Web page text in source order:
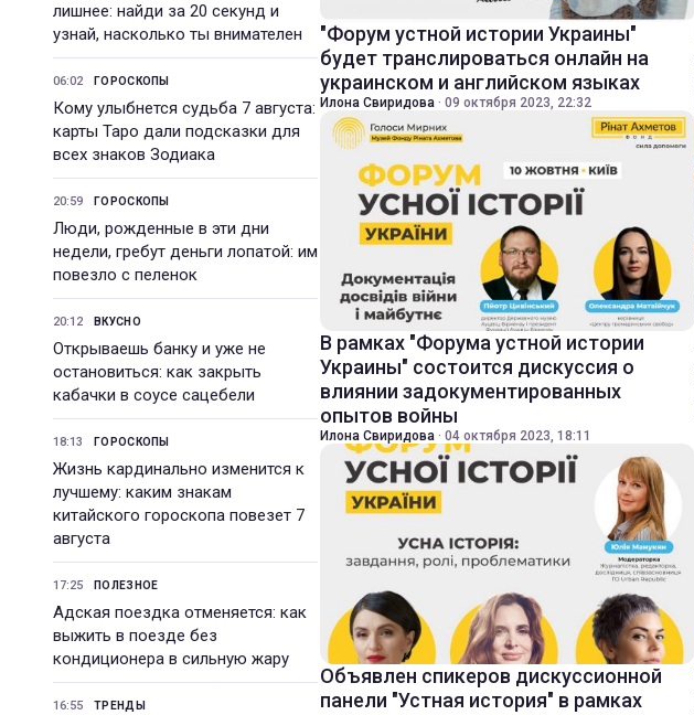
лишнее: найди за 20 секунд и
узнай, насколько ты внимателен
06:02 ГОРОСКОПЫ
Кому улыбнется судьба 7 августа:
карты Таро дали подсказки для
всех знаков Зодиака
20:59 ГОРОСКОПЫ
Люди, рожденные в эти дни
недели, гребут деньги лопатой: им
повезло с пеленок
20:12 ВКУСНО
Открываешь банку и уже не
остановиться: как закрыть
кабачки в соусе сацебели
18:13 ГОРОСКОПЫ
Жизнь кардинально изменится к
лучшему: каким знакам
китайского гороскопа повезет 7
августа
17:25 ПОЛЕЗНОЕ
Адская поездка отменяется: как
выжить в поезде без
кондиционера в сильную жару
16:55 ТРЕНДЫ
"Форум устной истории Украины"
будет транслироваться онлайн на
украинском и английском языках
Илона Свиридова · 09 октября 2023, 22:32
В рамках "Форума устной истории
Украины" состоится дискуссия о
влиянии задокументированных
опытов войны
Илона Свиридова · 04 октября 2023, 18:11
Объявлен спикеров дискуссионной
панели "Устная история" в рамках